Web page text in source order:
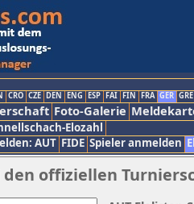
CRO CZE DEN ENG ESP FAI FIN FRA GER GRE
Foto-Galerie
Elozahl
AUT FIDE Spieler anmelden
offiziellen